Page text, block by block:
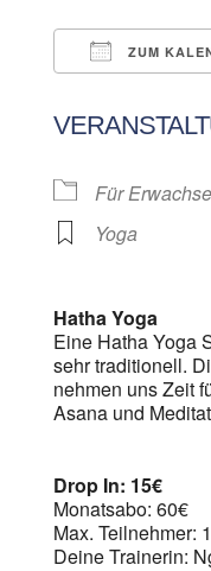
ZUM
Für
Yoga
Hatha Yoga
Eine Hatha Yoga
sehr traditionell.
nehmen uns Zeit
Asana und
Drop In: 15€
Monatsabo: 60€
Max. Teilnehmer:
Deine Trainerin: